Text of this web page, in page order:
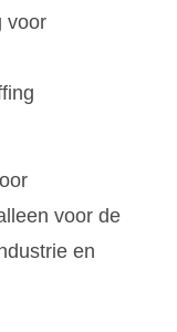
voor
voor de
en